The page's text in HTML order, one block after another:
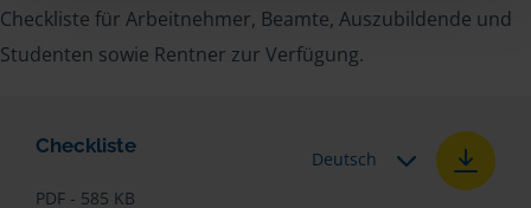
Checkliste für Arbeitnehmer, Beamte, Auszubildende und
Studenten sowie Rentner zur Verfügung.
Checkliste
PDF - 585 KB
Deutsch